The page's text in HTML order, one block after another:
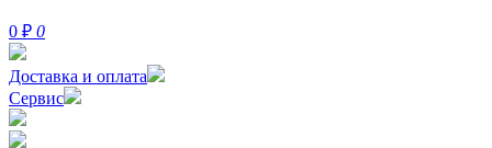
0 ₽ 0
Доставка и оплата
Сервис